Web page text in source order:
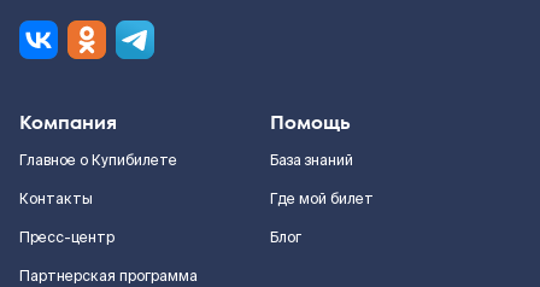
Компания
Главное о Купибилете
Контакты
Пресс-центр
Партнерская программа
Помощь
База знаний
Где мой билет
Блог